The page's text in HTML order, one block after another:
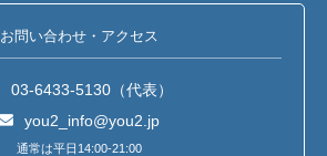
お問い合わせ・アクセス
03-6433-5130（代表）
you2_info@you2.jp
通常は平日14:00-21:00